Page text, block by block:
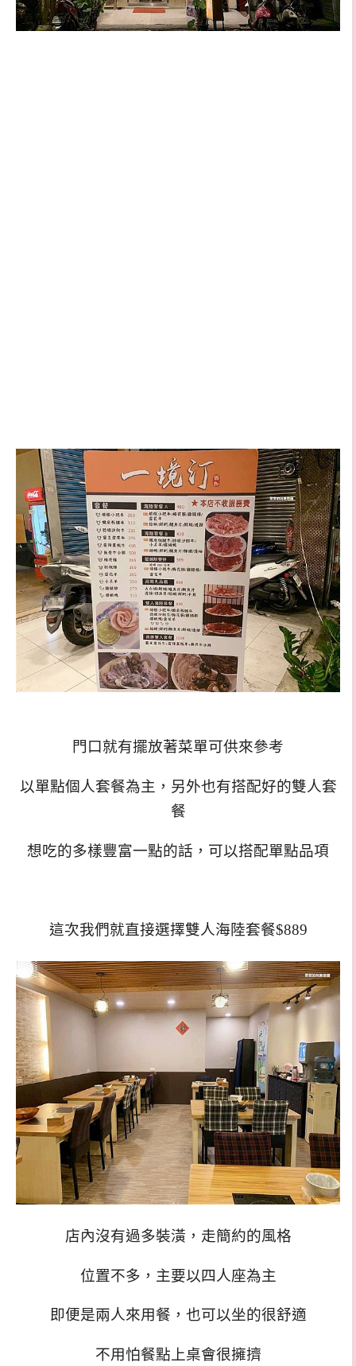
門口就有擺放著菜單可供來參考
以單點個人套餐為主，另外也有搭配好的雙人套
餐
想吃的多樣豐富一點的話，可以搭配單點品項
這次我們就直接選擇雙人海陸套餐$889
店內沒有過多裝潢，走簡約的風格
位置不多，主要以四人座為主
即便是兩人來用餐，也可以坐的很舒適
不用怕餐點上桌會很擁擠